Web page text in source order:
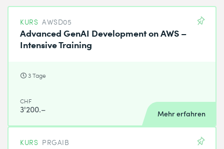
KURS AWSD05
Advanced GenAI Development on AWS –
Intensive Training
3 Tage
CHF
3'200.– Mehr erfahren
KURS PRGAIB